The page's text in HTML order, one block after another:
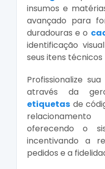
insumos e
avançado para
duradouras e o
identificação
seus itens técnicos
Profissionalize
através da
etiquetas de
oferecendo o
incentivando a
pedidos e a